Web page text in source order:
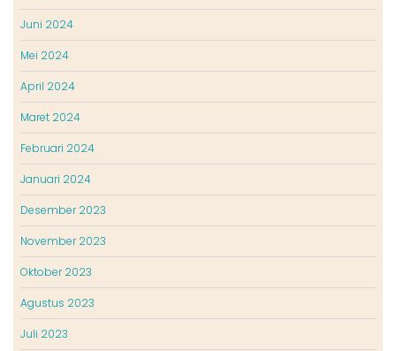
Juni 2024
Mei 2024
April 2024
Maret 2024
Februari 2024
Januari 2024
Desember 2023
November 2023
Oktober 2023
Agustus 2023
Juli 2023